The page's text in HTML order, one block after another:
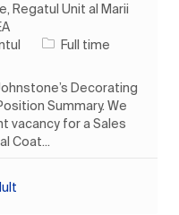
Regatul Unit al Marii
Tipul postului
Full time
Decorating
Summary. We
vacancy for a Sales
Coat...